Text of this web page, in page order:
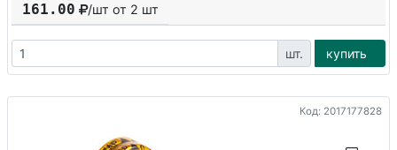
161.00 /шт от 2 шт
шт. купить
Код: 2017177828